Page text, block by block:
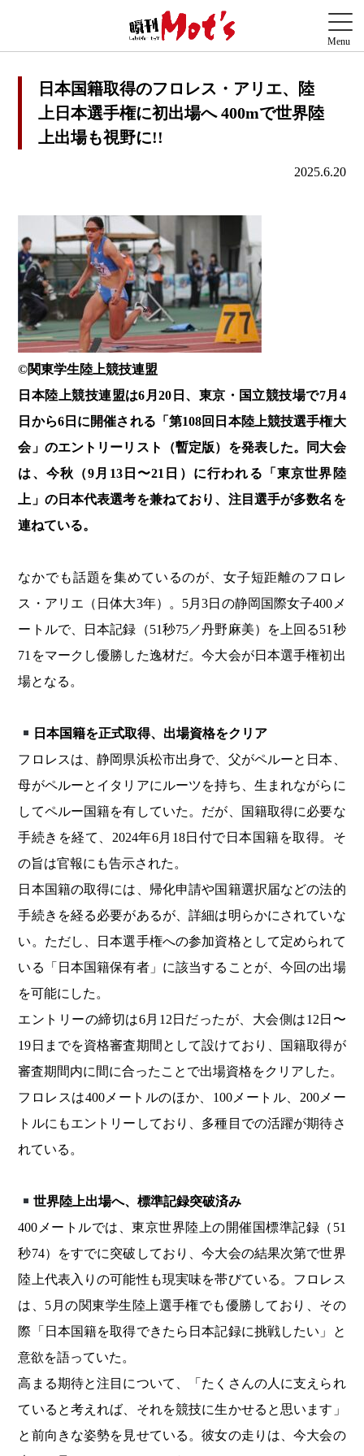
日本国籍取得のフロレス・アリエ、陸
上日本選手権に初出場へ 400mで世界陸
上出場も視野に!!
2025.6.20
©️関東学生陸上競技連盟
日本陸上競技連盟は6月20日、東京・国立競技場で7月4
日から6日に開催される「第108回日本陸上競技選手権大
会」のエントリーリスト（暫定版）を発表した。同大会
は、今秋（9月13日〜21日）に行われる「東京世界陸
上」の日本代表選考を兼ねており、注目選手が多数名を
連ねている。
なかでも話題を集めているのが、女子短距離のフロレ
ス・アリエ（日体大3年）。5月3日の静岡国際女子400メ
ートルで、日本記録（51秒75／丹野麻美）を上回る51秒
71をマークし優勝した逸材だ。今大会が日本選手権初出
場となる。
日本国籍を正式取得、出場資格をクリア
フロレスは、静岡県浜松市出身で、父がペルーと日本、
母がペルーとイタリアにルーツを持ち、生まれながらに
してペルー国籍を有していた。だが、国籍取得に必要な
手続きを経て、2024年6月18日付で日本国籍を取得。そ
の旨は官報にも告示された。
日本国籍の取得には、帰化申請や国籍選択届などの法的
手続きを経る必要があるが、詳細は明らかにされていな
い。ただし、日本選手権への参加資格として定められて
いる「日本国籍保有者」に該当することが、今回の出場
を可能にした。
エントリーの締切は6月12日だったが、大会側は12日〜
19日までを資格審査期間として設けており、国籍取得が
審査期間内に間に合ったことで出場資格をクリアした。
フロレスは400メートルのほか、100メートル、200メー
トルにもエントリーしており、多種目での活躍が期待さ
れている。
世界陸上出場へ、標準記録突破済み
400メートルでは、東京世界陸上の開催国標準記録（51
秒74）をすでに突破しており、今大会の結果次第で世界
陸上代表入りの可能性も現実味を帯びている。フロレス
は、5月の関東学生陸上選手権でも優勝しており、その
際「日本国籍を取得できたら日本記録に挑戦したい」と
意欲を語っていた。
高まる期待と注目について、「たくさんの人に支えられ
ていると考えれば、それを競技に生かせると思います」
と前向きな姿勢を見せている。彼女の走りは、今大会の